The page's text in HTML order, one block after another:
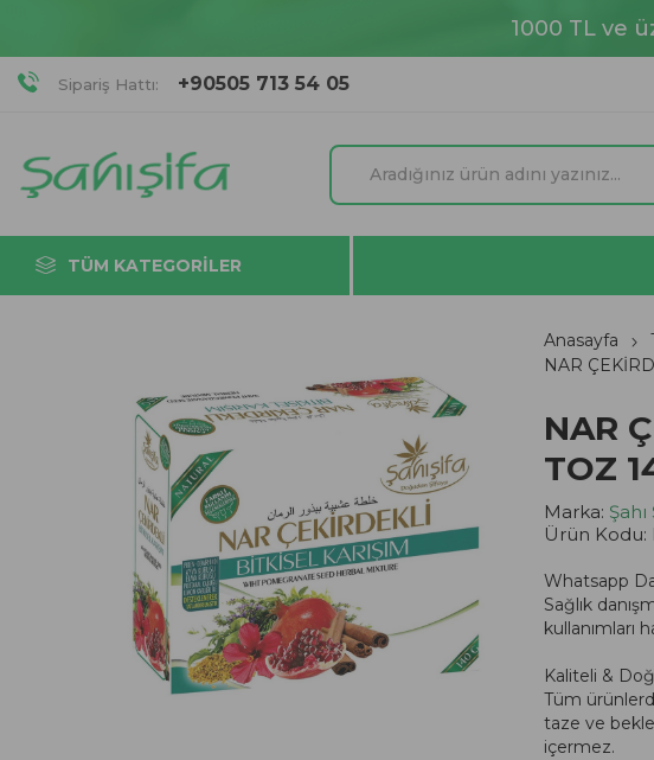
1000 TL ve
Sipariş Hattı: +90505 713 54 05
TÜM KATEGORILER
Anasayfa
NAR
NAR
TOZ
Marka: Şahı
Ürün Kodu:
Whatsapp
Sağlık
kullanımları
Kaliteli &
Tüm
taze ve
içermez.